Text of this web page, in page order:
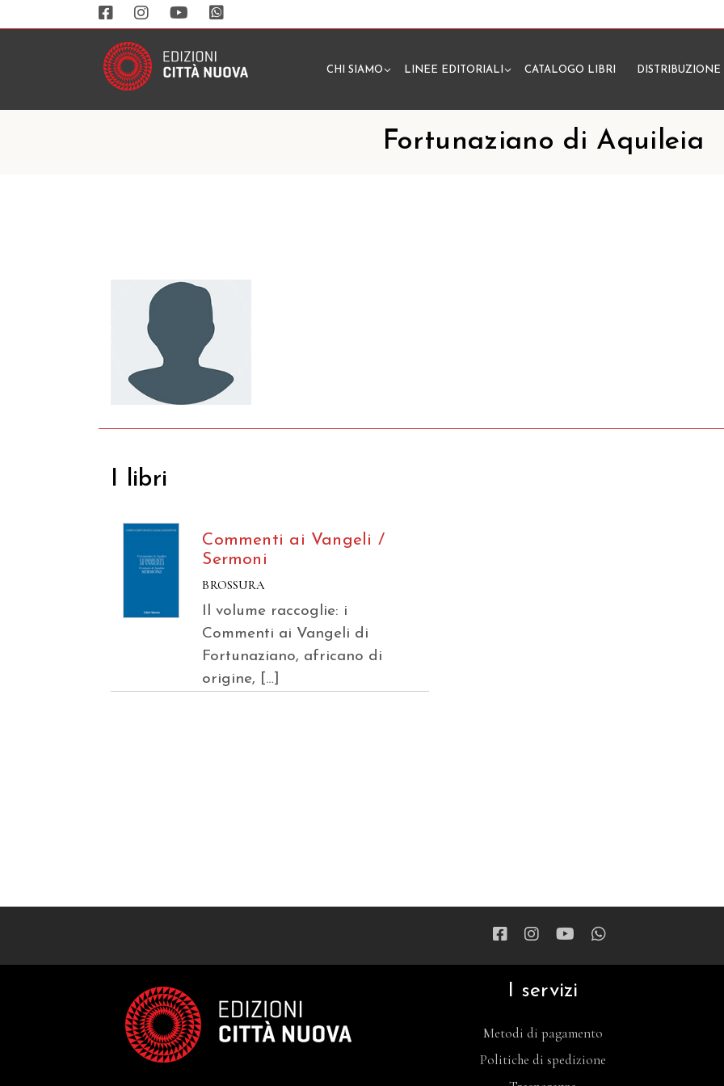
CHI SIAMO LINEE EDITORIALI CATALOGO LIBRI DISTRIBUZIONE
Fortunaziano di Aquileia
I libri
Commenti ai Vangeli /
Sermoni
BROSSURA
Il volume raccoglie: i
Commenti ai Vangeli di
Fortunaziano, africano di
origine, […]
I servizi
Metodi di pagamento
Politiche di spedizione